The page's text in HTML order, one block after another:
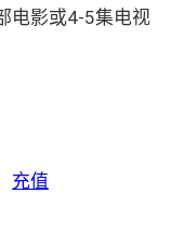
电影或4-5集电视
充值